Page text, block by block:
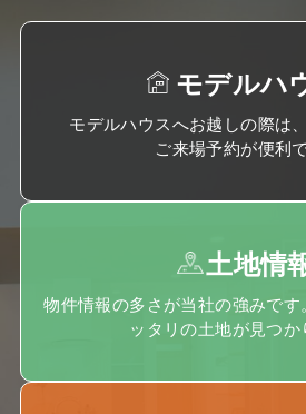
モデルハ
モデルハウスへお越しの際は
ご来場予約が便利で
土地情
物件情報の多さが当社の強みで
ッタリの土地が見つか